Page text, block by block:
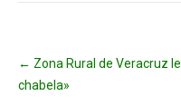
navigation
← Zona Rural de Veracruz
chabela»